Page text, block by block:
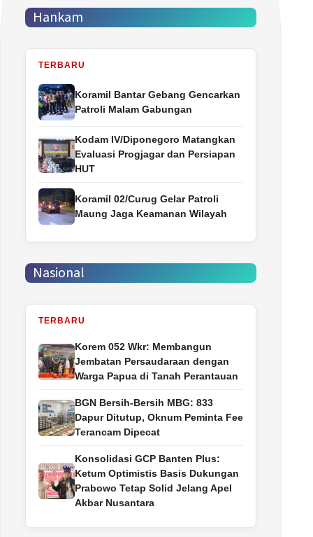
Hankam
TERBARU
Koramil Bantar Gebang Gencarkan
Patroli Malam Gabungan
Kodam IV/Diponegoro Matangkan
Evaluasi Progjagar dan Persiapan
HUT
Koramil 02/Curug Gelar Patroli
Maung Jaga Keamanan Wilayah
Nasional
TERBARU
Korem 052 Wkr: Membangun
Jembatan Persaudaraan dengan
Warga Papua di Tanah Perantauan
BGN Bersih-Bersih MBG: 833
Dapur Ditutup, Oknum Peminta Fee
Terancam Dipecat
Konsolidasi GCP Banten Plus:
Ketum Optimistis Basis Dukungan
Prabowo Tetap Solid Jelang Apel
Akbar Nusantara